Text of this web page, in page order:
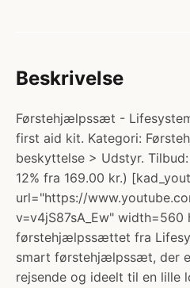
Beskrivelse
Førstehjælpssæt -
first aid kit. Kategori:
beskyttelse > Udstyr.
12% fra 169.00 kr.)
url="https://
v=v4jS87sA_Ew" width=560
førstehjælpssættet fra
smart førstehjælpssæt, der
rejsende og ideelt til en lille